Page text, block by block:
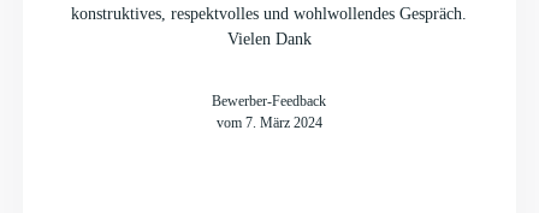
konstruktives, respektvolles und wohlwollendes Gespräch.
Vielen Dank
Bewerber-Feedback
vom 7. März 2024